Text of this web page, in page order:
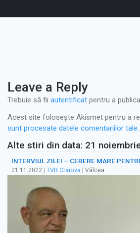
Leave a Reply
Trebuie să fii autentificat pentru a
Acest site folosește Akismet pentru a
sunt procesate datele comentariilor tale.
Alte stiri din data: 21
INTERVIUL ZILEI – CERERE MARE
21.11.2022 TVR Craiova | Vâlcea